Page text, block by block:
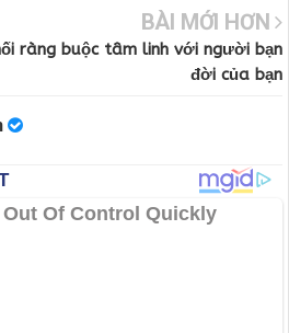
BÀI MỚI HƠN
ràng buộc tâm linh với người bạn
đời của bạn